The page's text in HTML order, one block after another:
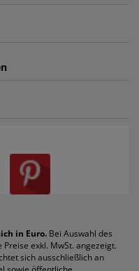
Radiergummis
Schnellhefter
Sichthüllen
Taschenrechner
Textmarker
Tintenroller
in Euro. Bei Auswahl des
exkl. MwSt. angezeigt.
sich ausschließlich an